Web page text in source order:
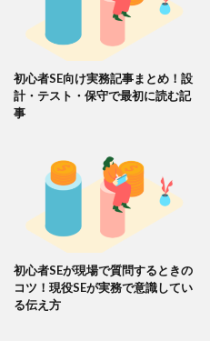
初心者SE向け実務記事まとめ！設
計・テスト・保守で最初に読む記
事
初心者SEが現場で質問するときの
コツ！現役SEが実務で意識してい
る伝え方